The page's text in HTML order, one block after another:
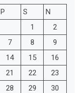
P S
N
1
2
7 8
9
14 15
16
21 22
23
28 29
30